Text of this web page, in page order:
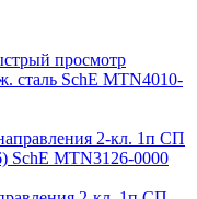
просмотр
сталь SchE MTN4010-